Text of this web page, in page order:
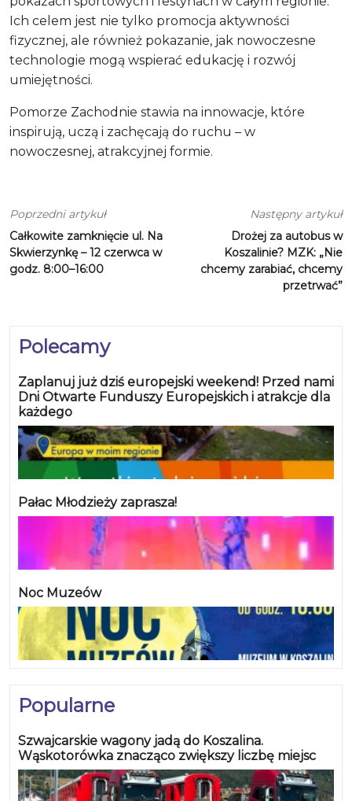
Polecamy
Zaplanuj już dziś europejski weekend! Przed nami
Dni Otwarte Funduszy Europejskich i atrakcje dla
każdego
Pałac Młodzieży zaprasza!
Noc Muzeów
Popularne
Szwajcarskie wagony jadą do Koszalina.
Wąskotorówka znacząco zwiększy liczbę miejsc
Ich celem jest nie tylko promocja aktywności
fizycznej, ale również pokazanie, jak nowoczesne
technologie mogą wspierać edukację i rozwój
umiejętności.
Pomorze Zachodnie stawia na innowacje, które
inspirują, uczą i zachęcają do ruchu – w
nowoczesnej, atrakcyjnej formie.
Poprzedni artykuł
Całkowite zamknięcie ul. Na
Skwierzynkę – 12 czerwca w
godz. 8:00–16:00
Następny artykuł
Drożej za autobus w
Koszalinie? MZK: „Nie
chcemy zarabiać, chcemy
przetrwać”